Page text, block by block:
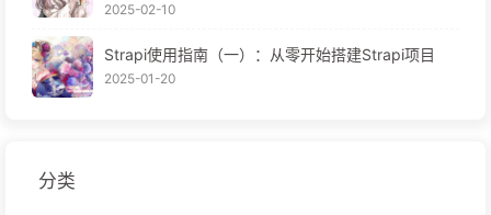
2025-02-10
Strapi使用指南（一）：从零开始搭建Strapi项目
2025-01-20
分类